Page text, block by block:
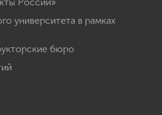
университета в рамках
бюро